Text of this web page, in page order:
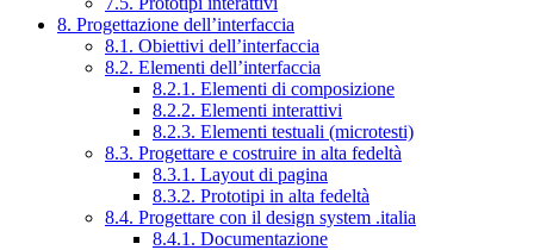
8. Progettazione dell’interfaccia
8.1. Obiettivi dell’interfaccia
8.2. Elementi dell’interfaccia
8.2.1. Elementi di composizione
8.2.2. Elementi interattivi
8.2.3. Elementi testuali (microtesti)
8.3. Progettare e costruire in alta fedeltà
8.3.1. Layout di pagina
8.3.2. Prototipi in alta fedeltà
8.4. Progettare con il design system .italia
8.4.1. Documentazione